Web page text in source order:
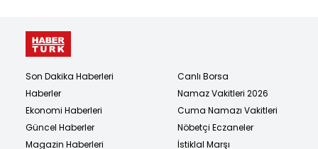
Son Dakika Haberleri
Haberler
Ekonomi Haberleri
Güncel Haberler
Magazin Haberleri
Canlı Borsa
Namaz Vakitleri 2026
Cuma Namazı Vakitleri
Nöbetçi Eczaneler
İstiklal Marşı